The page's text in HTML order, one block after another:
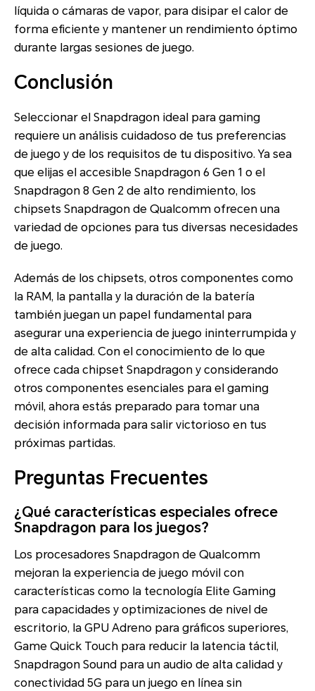
líquida o cámaras de vapor, para disipar el calor de
forma eficiente y mantener un rendimiento óptimo
durante largas sesiones de juego.
Conclusión
Seleccionar el Snapdragon ideal para gaming
requiere un análisis cuidadoso de tus preferencias
de juego y de los requisitos de tu dispositivo. Ya sea
que elijas el accesible Snapdragon 6 Gen 1 o el
Snapdragon 8 Gen 2 de alto rendimiento, los
chipsets Snapdragon de Qualcomm ofrecen una
variedad de opciones para tus diversas necesidades
de juego.
Además de los chipsets, otros componentes como
la RAM, la pantalla y la duración de la batería
también juegan un papel fundamental para
asegurar una experiencia de juego ininterrumpida y
de alta calidad. Con el conocimiento de lo que
ofrece cada chipset Snapdragon y considerando
otros componentes esenciales para el gaming
móvil, ahora estás preparado para tomar una
decisión informada para salir victorioso en tus
próximas partidas.
Preguntas Frecuentes
¿Qué características especiales ofrece
Snapdragon para los juegos?
Los procesadores Snapdragon de Qualcomm
mejoran la experiencia de juego móvil con
características como la tecnología Elite Gaming
para capacidades y optimizaciones de nivel de
escritorio, la GPU Adreno para gráficos superiores,
Game Quick Touch para reducir la latencia táctil,
Snapdragon Sound para un audio de alta calidad y
conectividad 5G para un juego en línea sin